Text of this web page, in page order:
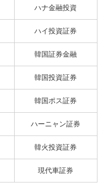
ハナ金融投資
ハイ投資証券
韓国証券金融
韓国投資証券
韓国ポス証券
ハーニャン証券
韓火投資証券
現代車証券